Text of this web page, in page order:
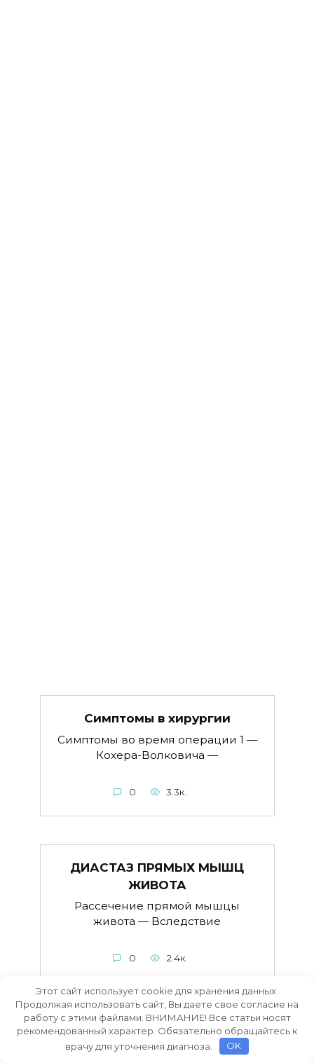
Симптомы в хируpгии
Симптомы во время операции 1 —
Кохера-Волковича —
0 3.3к.
ДИАСТАЗ ПРЯМЫХ МЫШЦ
ЖИВОТА
Рассечение прямой мышцы
живота — Вследствие
0 2.4к.
1. Доступ по Кохеру — доступ
к желчным путям и
Этот сайт использует cookie для хранения данных.
Продолжая использовать сайт, Вы даете свое согласие на
работу с этими файлами. ВНИМАНИЕ! Все статьи носят
рекомендованный характер. Обязательно обращайтесь к
врачу для уточнения диагноза.
OK